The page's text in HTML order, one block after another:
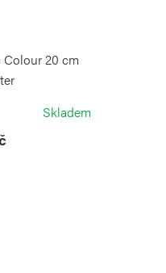
Colour 20 cm
Skladem